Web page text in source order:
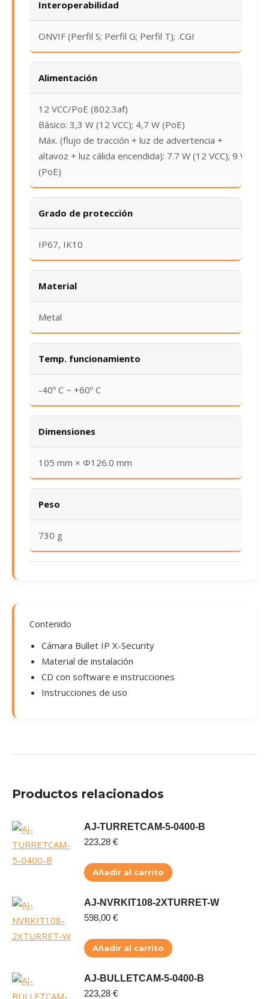
Interoperabilidad
ONVIF (Perfil S; Perfil G; Perfil T); .CGI
Alimentación
12 VCC/PoE (802.3af)
Básico: 3,3 W (12 VCC); 4,7 W (PoE)
Máx. (flujo de tracción + luz de advertencia +
altavoz + luz cálida encendida): 7.7 W (12 VCC); 9 W
(PoE)
Grado de protección
IP67, IK10
Material
Metal
Temp. funcionamiento
-40º C ~ +60º C
Dimensiones
105 mm × Φ126.0 mm
Peso
730 g
Contenido
Cámara Bullet IP X-Security
Material de instalación
CD con software e instrucciones
Instrucciones de uso
Productos relacionados
AJ-TURRETCAM-5-0400-B
223,28 €
Añadir al carrito
AJ-NVRKIT108-2XTURRET-W
598,00 €
Añadir al carrito
AJ-BULLETCAM-5-0400-B
223,28 €